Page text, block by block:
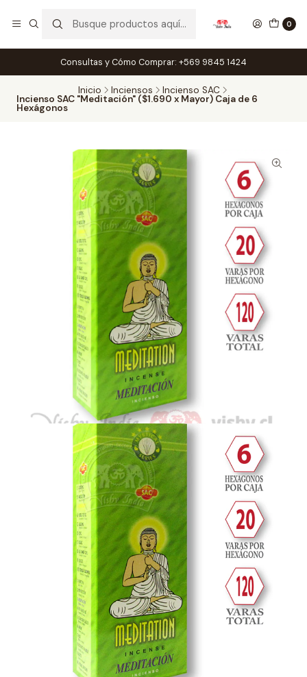
0
Consultas y Cómo Comprar: +569 9845 1424
Inicio Inciensos Incienso SAC
Incienso SAC "Meditación" ($1.690 x Mayor) Caja de 6
Hexágonos